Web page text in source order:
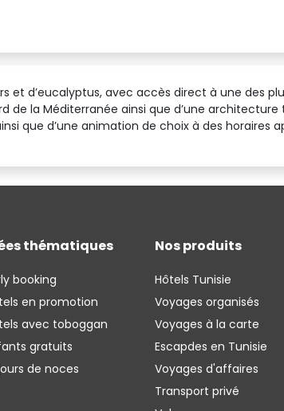
d’eucalyptus, avec accès direct à une des
de la Méditerranée ainsi que d’une
que d’une animation de choix à des horaires
thématiques
booking
en promotion
avec toboggan
gratuits
de noces
Nos produits
Hôtels Tunisie
Voyages organisés
Voyages à la carte
Escapdes en Tunisie
Voyages d'affaires
Transport privé